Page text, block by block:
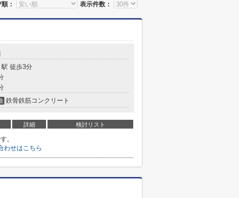
： 表示件数：
駅 徒歩3分
鉄骨鉄筋コンクリート
詳細 検討リスト
。
わせはこちら